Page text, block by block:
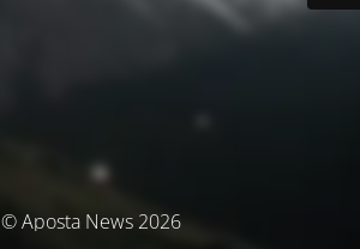
© Aposta News 2026